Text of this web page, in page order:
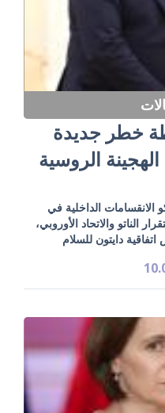
خطر جديدة
الروسية
الداخلية في
الناتو والاتحاد الأوروبي،
دايتون للسلام